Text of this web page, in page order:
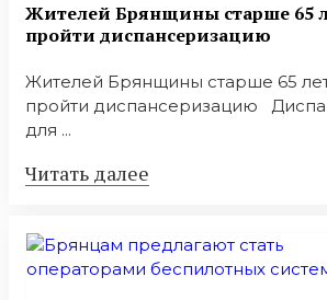
Жителей Брянщины старше 65
пройти диспансеризацию
Жителей Брянщины старше 65
пройти диспансеризацию
для ...
Читать далее